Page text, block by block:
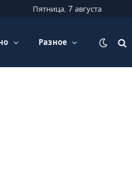
Пятница, 7 августа
Разное